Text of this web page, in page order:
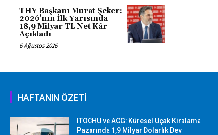
THY Başkanı Murat Şeker:
2026’nın İlk Yarısında
18,9 Milyar TL Net Kâr
Açıkladı
6 Ağustos 2026
HAFTANIN ÖZETİ
ITOCHU ve ACG: Küresel Uçak Kiralama
Pazarında 1,9 Milyar Dolarlık Dev